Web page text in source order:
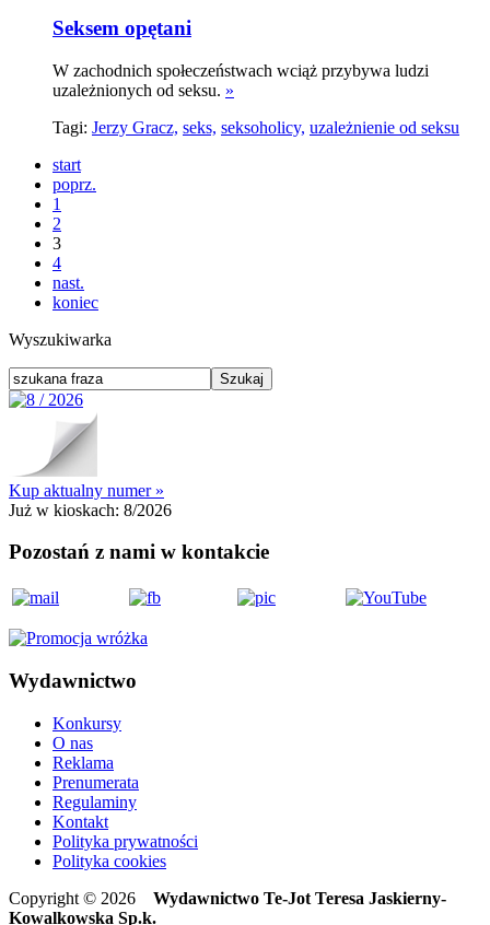
Seksem opętani
W zachodnich społeczeństwach wciąż przybywa ludzi
uzależnionych od seksu. »
Tagi: Jerzy Gracz, seks, seksoholicy, uzależnienie od seksu
start
poprz.
1
2
3
4
nast.
koniec
Wyszukiwarka
Kup aktualny numer »
Już w kioskach: 8/2026
Pozostań z nami w kontakcie
Wydawnictwo
Konkursy
O nas
Reklama
Prenumerata
Regulaminy
Kontakt
Polityka prywatności
Polityka cookies
Copyright © 2026 Wydawnictwo Te-Jot Teresa Jaskierny-
Kowalkowska Sp.k.